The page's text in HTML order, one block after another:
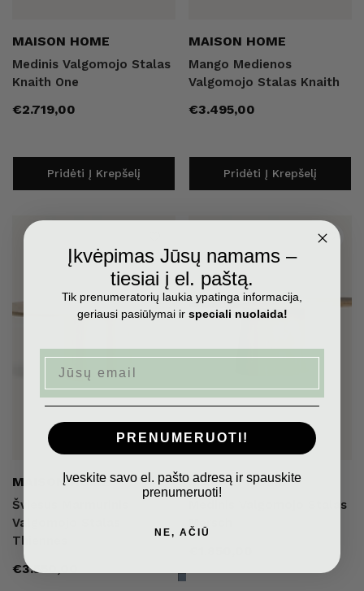
Pardavėjas:
MAISON HOME
Medinis Valgomojo Stalas
Knaith One
Įprasta
€2.719,00
Pridėti Į Krepšelį
Pardavėjas:
MAISON HOME
Mango Medienos
Valgomojo Stalas Knaith
Įprasta
€3.495,00
Pridėti Į Krepšelį
Pardavėjas:
MAISON HOME
Šviesus Marmurinis
Valgomojo Stalas
Thiennes
Įprasta
€3.550,00
Pardavėjas:
MAISON HOME
Medinis Valgomojo Stalas
Mersch
kaina
Įkvėpimas Jūsų namams –
tiesiai į el. paštą.
Tik prenumeratorių laukia ypatinga informacija,
geriausi pasiūlymai ir speciali nuolaida!
PRENUMERUOTI!
Įveskite savo el. pašto adresą ir spauskite
prenumeruoti!
NE, AČIŪ